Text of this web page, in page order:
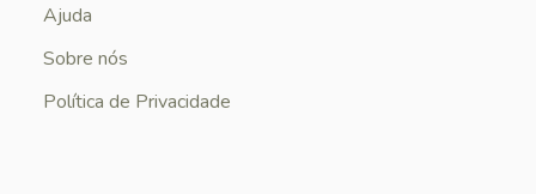
Ajuda
Sobre nós
Política de Privacidade